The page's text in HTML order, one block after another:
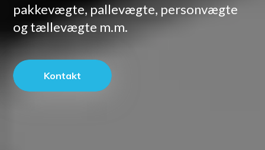
pakkevægte, pallevægte, personvægte
og tællevægte m.m.
Kontakt